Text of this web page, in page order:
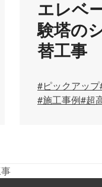
エレベ
験塔の
替工事
#ピックアップ
#施工事例#超